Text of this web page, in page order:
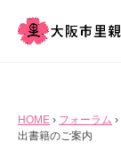
里
の
大
HOME › フォーラム ›
出書籍のご案内
阪
市